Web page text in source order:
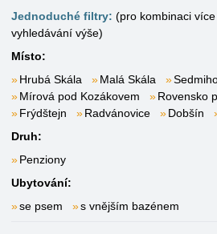
Jednoduché filtry: (pro kombinaci
vyhledávání výše)
Místo:
Hrubá Skála
Malá Skála
Mírová pod Kozákovem
Rovensko
Frýdštejn
Radvánovice Dobšín
Druh:
Penziony
Ubytování:
se psem
s vnějším bazénem